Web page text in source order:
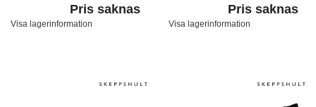
Pris saknas
Visa lagerinformation
Pris saknas
Visa lagerinformation